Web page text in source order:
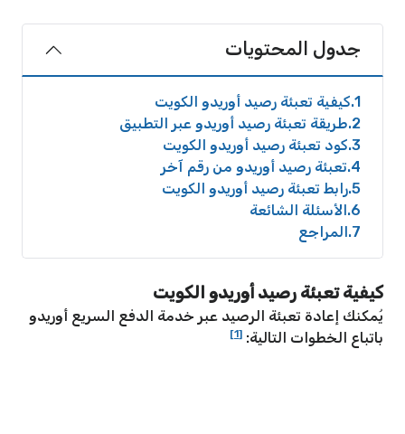
جدول المحتويات
1 كيفية تعبئة رصيد أوريدو الكويت
2 طريقة تعبئة رصيد أوريدو عبر التطبيق
3 كود تعبئة رصيد أوريدو الكويت
4 تعبئة رصيد أوريدو من رقم آخر
5 رابط تعبئة رصيد أوريدو الكويت
6 الأسئلة الشائعة
7 المراجع
كيفية تعبئة رصيد أوريدو الكويت
يُمكنك إعادة تعبئة الرصيد عبر خدمة الدفع السريع أوريدو
باتباع الخطوات التالية: [1]